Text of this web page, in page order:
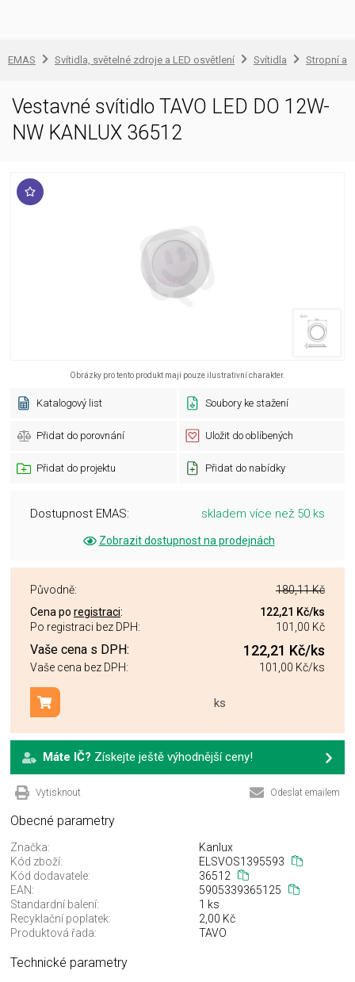
EMAS Svítidla, světelné zdroje a LED osvětlení Svítidla Stropní a
Vestavné svítidlo TAVO LED DO 12W-
NW KANLUX 36512
Obrázky pro tento produkt mají pouze ilustrativní charakter.
Katalogový list Soubory ke stažení
Přidat do porovnání Uložit do oblíbených
Přidat do projektu Přidat do nabídky
Dostupnost EMAS: skladem více než 50 ks
Zobrazit dostupnost na prodejnách
Původně:
180,11 Kč
Cena po registraci: 122,21 Kč/ks
Po registraci bez DPH:
101,00 Kč
Vaše cena s DPH: 122,21 Kč/ks
Vaše cena bez DPH: 101,00 Kč/ks
ks
Přidat do košíku
Máte IČ? Získejte ještě výhodnější ceny!
Vytisknout Odeslat emailem
Obecné parametry
Značka:
Kanlux
Kód zboží:
ELSVOS1395593
Kód dodavatele:
36512
EAN:
5905339365125
Standardní balení:
1 ks
Recyklační poplatek:
2,00 Kč
Produktová řada:
TAVO
Technické parametry